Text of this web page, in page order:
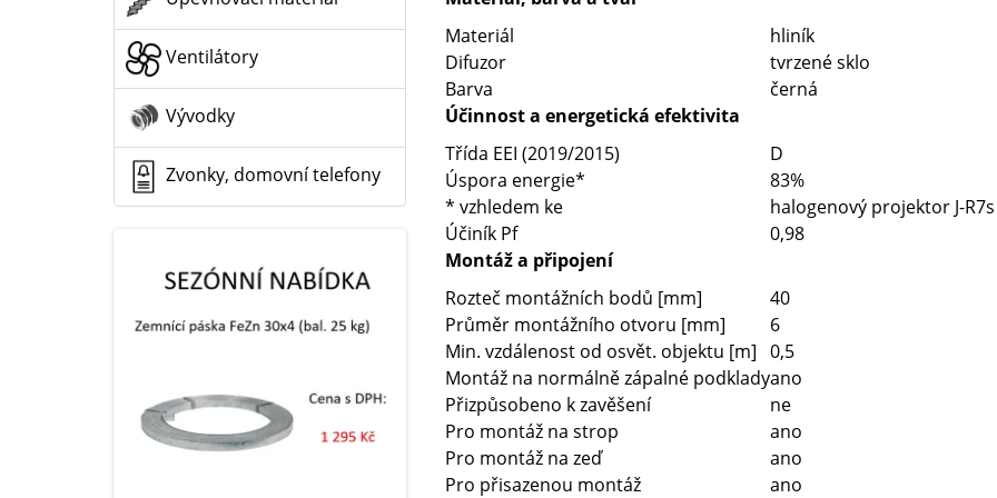
Ventilátory
Vývodky
Zvonky, domovní telefony
Materiál
hliník
Difuzor
tvrzené sklo
Barva
černá
Účinnost a energetická efektivita
Třída EEI (2019/2015)
D
Úspora energie*
83%
* vzhledem ke
halogenový projektor J-R7s
Účiník Pf
0,98
Montáž a připojení
Rozteč montážních bodů [mm]
40
Průměr montážního otvoru [mm]
6
Min. vzdálenost od osvět. objektu [m] 0,5
Montáž na normálně zápalné podkladyano
Přizpůsobeno k zavěšení
ne
Pro montáž na strop
ano
Pro montáž na zeď
ano
Pro přisazenou montáž
ano